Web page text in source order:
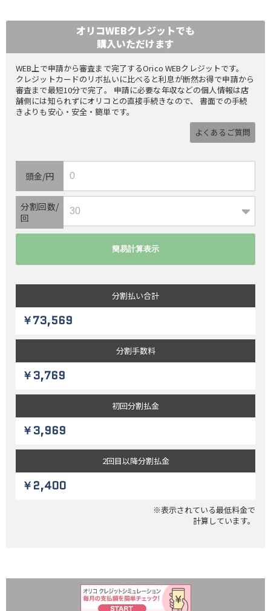
オリコWEBクレジットでも
購入いただけます
WEB上で申請から審査まで完了するOrico WEBクレジットです。
クレジットカードのリボ払いに比べると利息が断然お得で申請から
審査まで最短10分で完了。 申請に必要な年収などの個人情報は店
舗側には知られずにオリコとの直接手続きなので、 書面での手続
きよりも安心・安全・簡単です。
よくあるご質問
頭金/円
分割回数/
回
分割払い合計
￥73,569
分割手数料
￥3,769
初回分割払金
￥3,969
2回目以降分割払金
￥2,400
※表示されている最低料金で
計算しています。